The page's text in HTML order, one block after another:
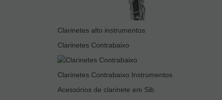
Clarinetes alto instrumentos
Clarinetes Contrabaixo
Clarinetes Contrabaixo Instrumentos
Acessórios de clarinete em Sib